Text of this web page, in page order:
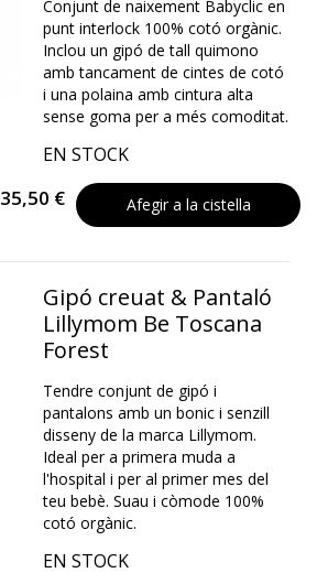
Conjunt de naixement Babyclic en
punt interlock 100% cotó orgànic.
Inclou un gipó de tall quimono
amb tancament de cintes de cotó
i una polaina amb cintura alta
sense goma per a més comoditat.
EN STOCK
35,50 € Afegir a la cistella
Gipó creuat & Pantaló
Lillymom Be Toscana
Forest
Tendre conjunt de gipó i
pantalons amb un bonic i senzill
disseny de la marca Lillymom.
Ideal per a primera muda a
l'hospital i per al primer mes del
teu bebè. Suau i còmode 100%
cotó orgànic.
EN STOCK